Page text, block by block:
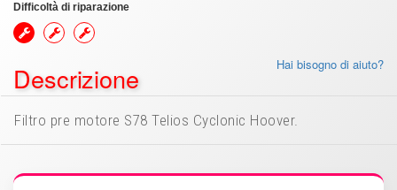
Difficoltà di riparazione
Hai bisogno di aiuto?
Descrizione
Filtro pre motore S78 Telios Cyclonic Hoover.